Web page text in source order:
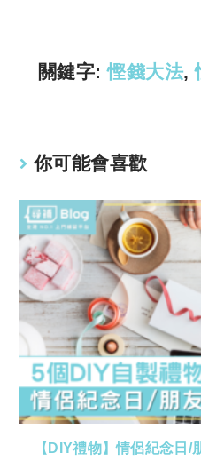
關鍵字:慳錢大法,
你可能會喜歡
【DIY禮物】情侶紀念日